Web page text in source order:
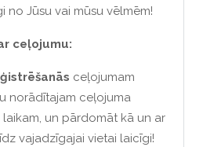
no Jūsu vai mūsu vēlmēm!
ceļojumu:
ceļojumam
norādītajam ceļojuma
un pārdomāt kā un ar
vajadzīgajai vietai laicīgi!